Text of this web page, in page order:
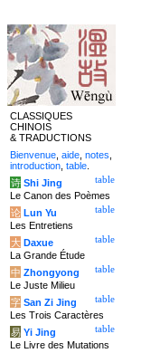
CLASSIQUES
CHINOIS
& TRADUCTIONS
Bienvenue aide notes
introduction table
table
诗 Shi Jing
Le Canon des Poèmes
table
论 Lun Yu
Les Entretiens
table
大 Daxue
La Grande Étude
table
中 Zhongyong
Le Juste Milieu
table
字 San Zi Jing
Les Trois Caractères
table
易 Yi Jing
Le Livre des Mutations